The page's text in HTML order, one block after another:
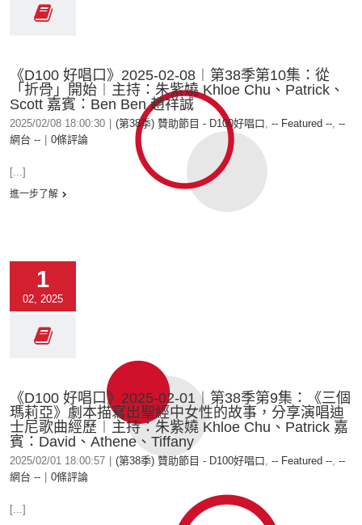
《D100 好唱口》2025-02-08︱第38季第10集：從
「折骨」開始︱主持：朱紫嬈 Khloe Chu、Patrick、
Scott 嘉賓：Ben Ben 趙祥誠
2025/02/08 18:00:30 (第38季) 贊助節目 - D100好唱口, -- Featured --, --
網台 --
0條評論
[...]
進一步了解
1
02, 2025
《D100 好唱口》2025-02-01︱第38季第9集：《三個
瑪莉亞》劇本描寫出聖經中女性的故事，分享演唱迪
士尼歌曲經歷︱主持：朱紫嬈 Khloe Chu、Patrick 嘉
賓：David、Athene、Tiffany
2025/02/01 18:00:57 (第38季) 贊助節目 - D100好唱口, -- Featured --, --
網台 --
0條評論
[...]